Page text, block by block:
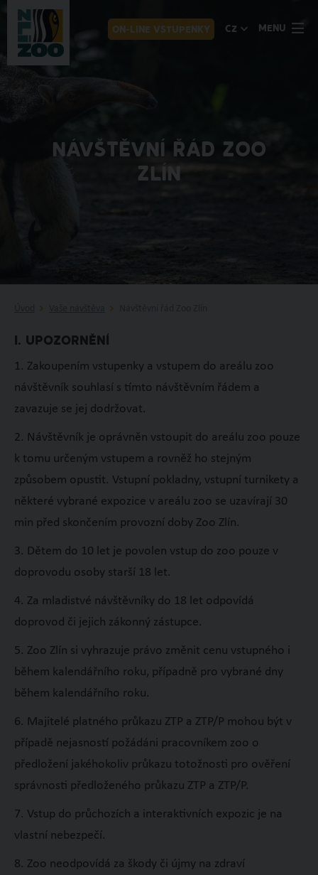
ON-LINE VSTUPENKY CZ MENU
NÁVŠTĚVNÍ ŘÁD ZOO
ZLÍN
I. UPOZORNĚNÍ
1. Zakoupením vstupenky a vstupem do areálu zoo
návštěvník souhlasí s tímto návštěvním řádem a
zavazuje se jej dodržovat.
2. Návštěvník je oprávněn vstoupit do areálu zoo pouze
k tomu určeným vstupem a rovněž ho stejným
způsobem opustit. Vstupní pokladny, vstupní turnikety a
některé vybrané expozice v areálu zoo se uzavírají 30
min před skončením provozní doby Zoo Zlín.
3. Dětem do 10 let je povolen vstup do zoo pouze v
doprovodu osoby starší 18 let.
4. Za mladistvé návštěvníky do 18 let odpovídá
doprovod či jejich zákonný zástupce.
5. Zoo Zlín si vyhrazuje právo změnit cenu vstupného i
během kalendářního roku, případně pro vybrané dny
během kalendářního roku.
6. Majitelé platného průkazu ZTP a ZTP/P mohou být v
případě nejasností požádáni pracovníkem zoo o
předložení jakéhokoliv průkazu totožnosti pro ověření
správnosti předloženého průkazu ZTP a ZTP/P.
7. Vstup do průchozích a interaktivních expozic je na
vlastní nebezpečí.
8. Zoo neodpovídá za škody či újmy na zdraví